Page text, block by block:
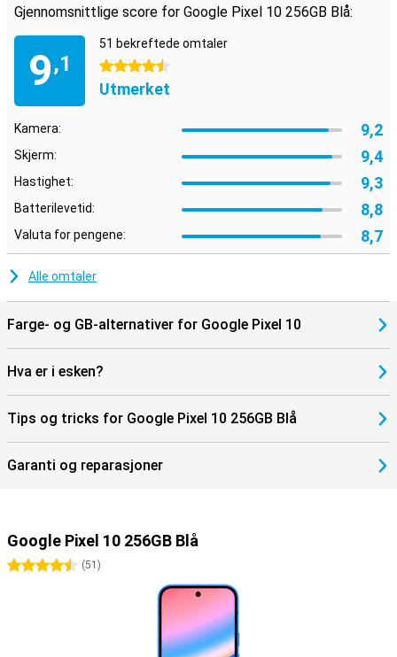
Pixel 10 fungerer uanstrengt med andre enheter i Googles
økosystem. Tenk på Pixel Watch 4 eller Pixel Buds 2 Pro, som du
enkelt kan koble sammen for ekstra bekvemmelighet. Varsler,
medier og innstillinger synkroniseres automatisk mellom enhetene
dine. Takket være Google Assistant og smarte integrasjoner har du
kontroll over smarthjemmet, kalenderen og de daglige rutinene
Gjennomsnittlige score for Google Pixel 10 256GB Blå:
9,1
51 bekreftede omtaler
4.5 stjerner
Utmerket
Kamera: 9,2
Skjerm: 9,4
Hastighet: 9,3
Batterilevetid: 8,8
Valuta for pengene: 8,7
Alle omtaler
Farge- og GB-alternativer for Google Pixel 10
Hva er i esken?
Tips og tricks for Google Pixel 10 256GB Blå
Garanti og reparasjoner
Google Pixel 10 256GB Blå
4.5 stjerner
(51 )